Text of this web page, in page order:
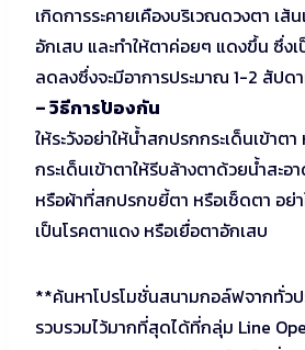
เกิดการระคายเคืองบริเวณดวงตา เส้
อักเสบ และทำให้ตาค่อยๆ แดงขึ้น ซึ่ง
ลดลงซึ่งจะมีอาการประมาณ 1-2 สัปด
– วิธีการป้องกัน
ให้ระวังอย่าให้น้ำสกปรกกระเด็นเข้าต
กระเด็นเข้าตาให้รีบล้างตาด้วยน้ำสะ
หรือผ้าที่สกปรกขยี้ตา หรือเช็ดตา อย่
เป็นโรคตาแดง หรือเยื่อตาอักเสบ
**ค้นหาโปรโมชั่นสนามกอล์ฟจากทั่ว
รวบรวมไว้มากที่สุดได้ที่กลุ่ม Line